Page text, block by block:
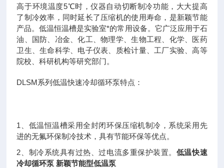
高于环境温度5℃时，仪器自动切断制冷功能，大大提高
了制冷效率，同时延长了压缩机的使用寿命，是新颖节能
产品。低温恒温槽是实验室*的常用设备。它广泛应用于石
油、国防、冶金、化工、物理学、生物工程、化学、医药
卫生、生命科学、电子仪表、质检计量、工厂实验、高等
院校、科研机构等研究部门。
DLSM系列低温快速冷却循环泵特点：
1、低温恒温槽采用全封闭环保压缩机制冷，系统采用先
进的无氟环保制冷技术，具有节能环保等优点。
2、制冷系统具有过热、过电流多重保护装置。 低温快速
冷却循环泵 新颖节能型低温泵